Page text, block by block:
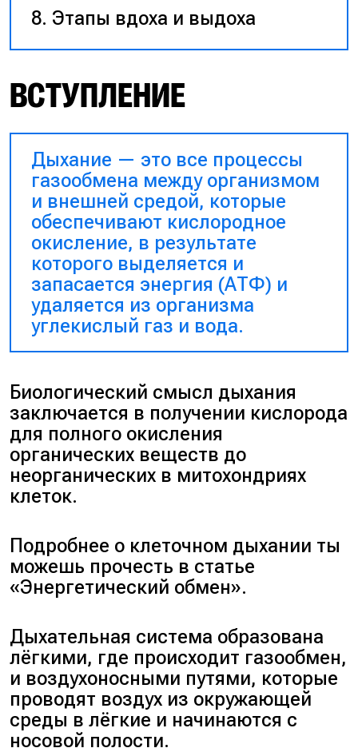
Этапы вдоха и выдоха
ВСТУПЛЕНИЕ
Дыхание — это все процессы
газообмена между организмом
и внешней средой, которые
обеспечивают кислородное
окисление, в результате
которого выделяется и
запасается энергия (АТФ) и
удаляется из организма
углекислый газ и вода.
Биологический смысл дыхания
заключается в получении кислорода
для полного окисления
органических веществ до
неорганических в митохондриях
клеток.
Подробнее о клеточном дыхании ты
можешь прочесть в статье
«Энергетический обмен».
Дыхательная система образована
лёгкими, где происходит газообмен,
и воздухоносными путями, которые
проводят воздух из окружающей
среды в лёгкие и начинаются с
носовой полости.